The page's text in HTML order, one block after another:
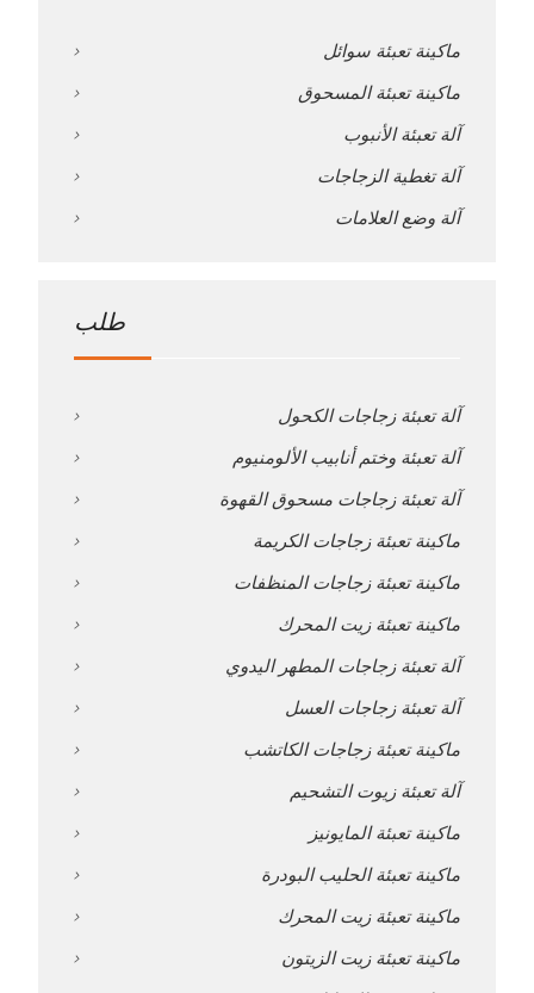
ماكينة تعبئة سوائل
ماكينة تعبئة المسحوق
آلة تعبئة الأنبوب
آلة تغطية الزجاجات
آلة وضع العلامات
طلب
آلة تعبئة زجاجات الكحول
آلة تعبئة وختم أنابيب الألومنيوم
آلة تعبئة زجاجات مسحوق القهوة
ماكينة تعبئة زجاجات الكريمة
ماكينة تعبئة زجاجات المنظفات
ماكينة تعبئة زيت المحرك
آلة تعبئة زجاجات المطهر اليدوي
آلة تعبئة زجاجات العسل
ماكينة تعبئة زجاجات الكاتشب
آلة تعبئة زيوت التشحيم
ماكينة تعبئة المايونيز
ماكينة تعبئة الحليب البودرة
ماكينة تعبئة زيت المحرك
ماكينة تعبئة زيت الزيتون